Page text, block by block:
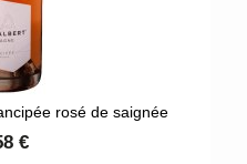
rosé de saignée
€